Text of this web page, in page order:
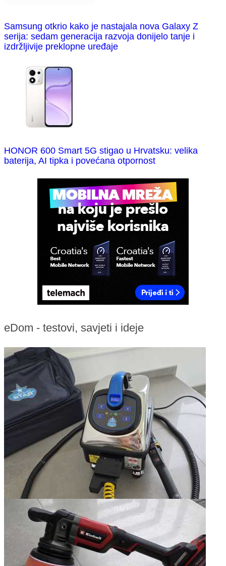
Samsung otkrio kako je nastajala nova Galaxy Z
serija: sedam generacija razvoja donijelo tanje i
izdržljivije preklopne uređaje
HONOR 600 Smart 5G stigao u Hrvatsku: velika
baterija, AI tipka i povećana otpornost
eDom - testovi, savjeti i ideje